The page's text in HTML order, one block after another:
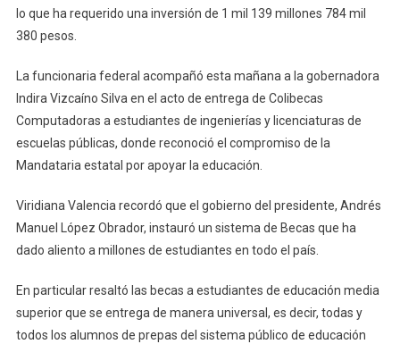
Ha
Viridiana
Valencia
lo que ha requerido una inversión de 1 mil 139 millones 784 mil
380 pesos.
La funcionaria federal acompañó esta mañana a la gobernadora
Indira Vizcaíno Silva en el acto de entrega de Colibecas
Computadoras a estudiantes de ingenierías y licenciaturas de
escuelas públicas, donde reconoció el compromiso de la
Mandataria estatal por apoyar la educación.
Viridiana Valencia recordó que el gobierno del presidente, Andrés
Manuel López Obrador, instauró un sistema de Becas que ha
dado aliento a millones de estudiantes en todo el país.
En particular resaltó las becas a estudiantes de educación media
superior que se entrega de manera universal, es decir, todas y
todos los alumnos de prepas del sistema público de educación